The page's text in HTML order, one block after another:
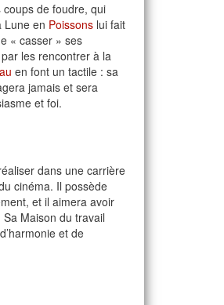
coups de foudre, qui
Lune en Poissonslui fait
« casser » ses
les rencontrer à la
en font un tactile : sa
jamais et sera
et foi.
dans une carrière
cinéma. Il possède
et il aimera avoir
Maison du travail
et de